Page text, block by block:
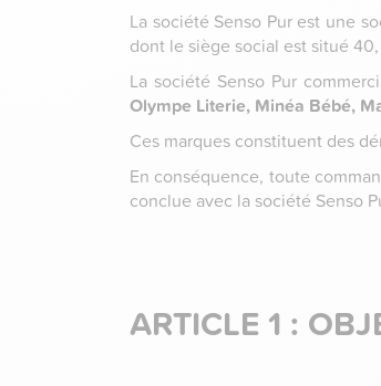
La société Senso Pur est une
dont le siège social est situé
La société Senso Pur
Olympe Literie, Minéa Bébé,
Ces marques constituent des
En conséquence, toute
conclue avec la société Senso
ARTICLE 1 :